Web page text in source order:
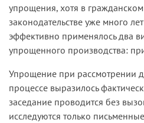
упрощения, хотя в
законодательстве уже много
эффективно применялось два
упрощенного производства:
Упрощение при рассмотрении
процессе выразилось
заседание проводится без
исследуются только